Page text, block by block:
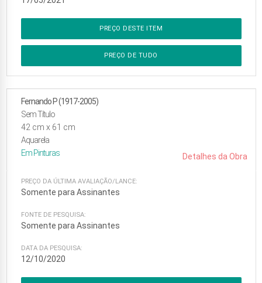
PREÇO DESTE ITEM
PREÇO DE TUDO
Fernando P (1917-2005)
Sem Título
42 cm x 61 cm
Aquarela
Em Pinturas Detalhes da Obra
PREÇO DA ÚLTIMA AVALIAÇÃO/LANCE:
Somente para Assinantes
FONTE DE PESQUISA:
Somente para Assinantes
DATA DA PESQUISA:
12/10/2020